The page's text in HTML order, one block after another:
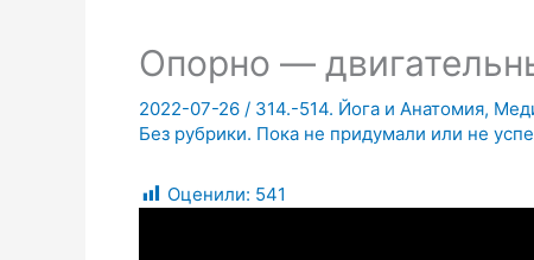
Опорно —
2022-07-26 / 314.-514. Йога и Анатомия,
Без рубрики. Пока не придумали или не
Оценили: 541